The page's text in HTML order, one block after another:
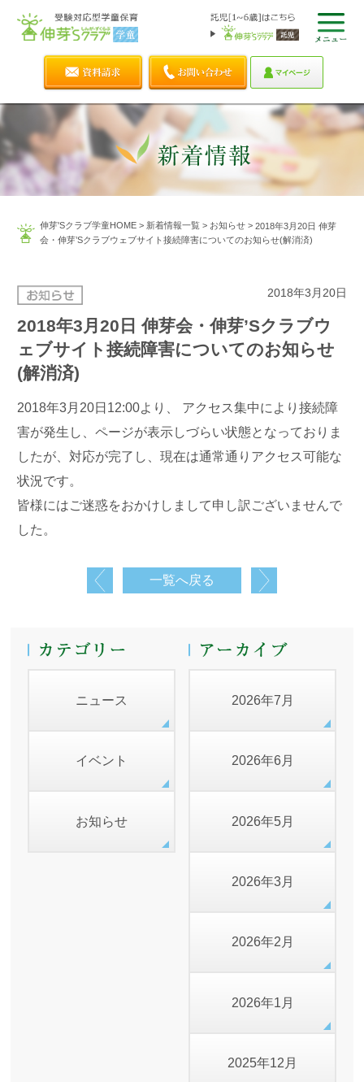
伸芽'Sクラブ学童HOME> 新着情報一覧> お知らせ> 2018年3月20日 伸芽
会・伸芽’Sクラブウェブサイト接続障害についてのお知らせ(解消済)
2018年3月20日
2018年3月20日 伸芽会・伸芽’Sクラブウ
ェブサイト接続障害についてのお知らせ
(解消済)
2018年3月20日12:00より、 アクセス集中により接続障
害が発生し、ページが表示しづらい状態となっておりま
したが、対応が完了し、現在は通常通りアクセス可能な
状況です。
皆様にはご迷惑をおかけしまして申し訳ございませんで
した。
一覧へ戻る
ニュース
イベント
お知らせ
2026年7月
2026年6月
2026年5月
2026年3月
2026年2月
2026年1月
2025年12月